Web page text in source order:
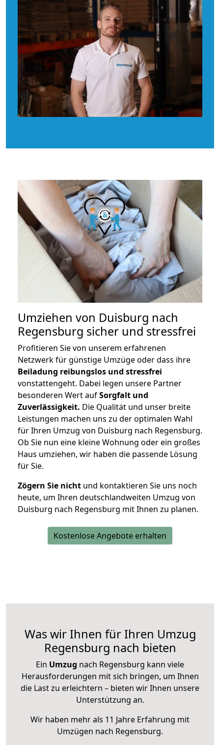
Umziehen von Duisburg nach
Regensburg sicher und stressfrei
Profitieren Sie von unserem erfahrenen
Netzwerk für günstige Umzüge oder dass ihre
Beiladung reibungslos und stressfrei
vonstattengeht. Dabei legen unsere Partner
besonderen Wert aufSorgfalt und
Zuverlässigkeit. Die Qualität und unser breite
Leistungen machen uns zu der optimalen Wahl
für Ihren Umzug von Duisburg nach Regensburg.
Ob Sie nun eine kleine Wohnung oder ein großes
Haus umziehen, wir haben die passende Lösung
für Sie.
Zögern Sie nicht und kontaktieren Sie uns noch
heute, um Ihren deutschlandweiten Umzug von
Duisburg nach Regensburg mit Ihnen zu planen.
Kostenlose Angebote erhalten
Was wir Ihnen für Ihren Umzug
Regensburg nach bieten
Ein Umzug nach Regensburg kann viele
Herausforderungen mit sich bringen, um Ihnen
die Last zu erleichtern – bieten wir Ihnen unsere
Unterstützung an.
Wir haben mehr als 11 Jahre Erfahrung mit
Umzügen nach Regensburg.